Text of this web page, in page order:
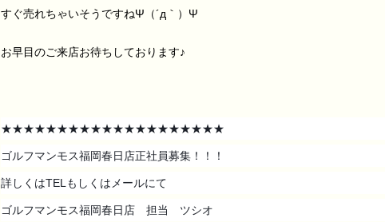
すぐ売れちゃいそうですねΨ（´д｀）Ψ
お早目のご来店お待ちしております♪
★★★★★★★★★★★★★★★★★★★★
ゴルフマンモス福岡春日店正社員募集！！！
詳しくはTELもしくはメールにて
ゴルフマンモス福岡春日店 担当 ツシオ